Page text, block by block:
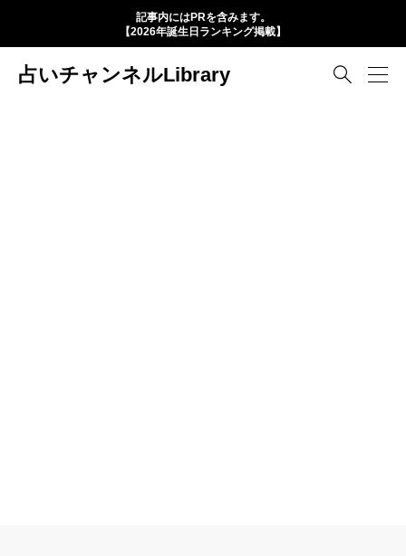
記事内にはPRを含みます。
【2026年誕生日ランキング掲載】
占いチャンネルLibrary 